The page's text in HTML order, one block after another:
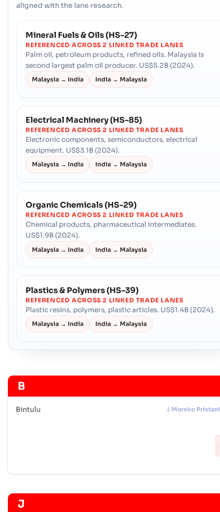
aligned with the lane research.
Mineral Fuels & Oils (HS-27)
REFERENCED ACROSS 2 LINKED TRADE LANES
Palm oil, petroleum products, refined oils. Malaysia is
second largest palm oil producer. US$5.2B (2024).
Malaysia → India India → Malaysia
Electrical Machinery (HS-85)
REFERENCED ACROSS 2 LINKED TRADE LANES
Electronic components, semiconductors, electrical
equipment. US$3.1B (2024).
Malaysia → India India → Malaysia
Organic Chemicals (HS-29)
REFERENCED ACROSS 2 LINKED TRADE LANES
Chemical products, pharmaceutical intermediates.
US$1.9B (2024).
Malaysia → India India → Malaysia
Plastics & Polymers (HS-39)
REFERENCED ACROSS 2 LINKED TRADE LANES
Plastic resins, polymers, plastic articles. US$1.4B (2024).
Malaysia → India India → Malaysia
B
Bintulu Morsko
J